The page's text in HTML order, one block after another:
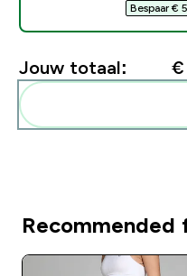
Bespaar €
Jouw totaal: €
Recommended